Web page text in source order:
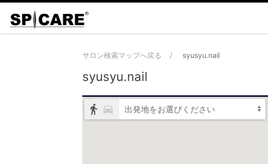
サロン検索マップへ戻る syusyu.nail
syusyu.nail
出発地をお選びください